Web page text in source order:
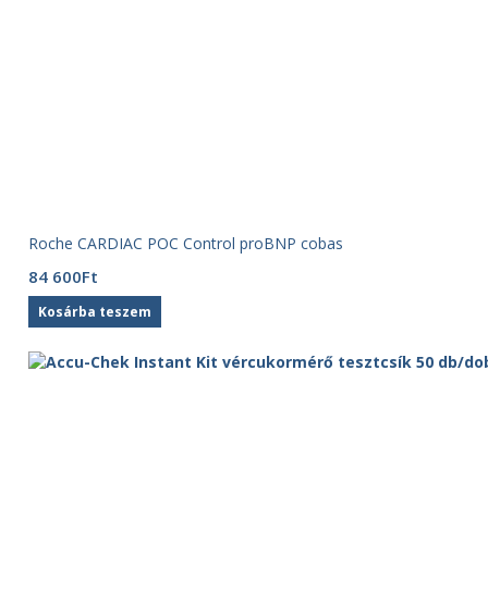
Roche CARDIAC POC Control proBNP cobas
84 600Ft
Kosárba teszem